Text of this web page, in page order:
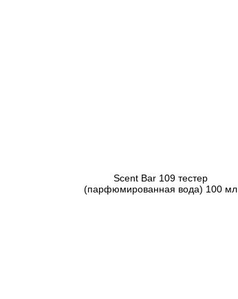
Scent Bar 109 тестер
(парфюмированная вода) 100 мл